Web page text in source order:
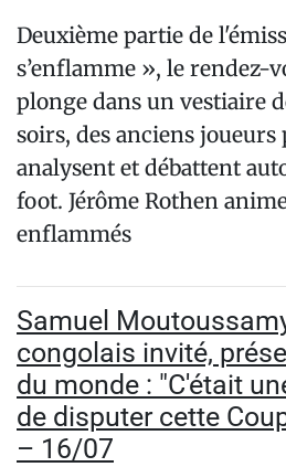
Deuxième partie de
s’enflamme », le rendez-
plonge dans un vestiaire
soirs, des anciens joueurs
analysent et débattent
foot. Jérôme Rothen
enflammés
Samuel
congolais invité,
du monde : "C'était
de disputer cette
– 16/07